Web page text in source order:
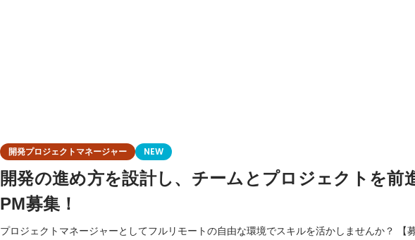
開発プロジェクトマネージャー NEW
開発の進め方を設計し、チームとプロジェクトを前
PM募集！
プロジェクトマネージャーとしてフルリモートの自由な環境でスキルを活かしませんか？ 【募集背景】 プロジ